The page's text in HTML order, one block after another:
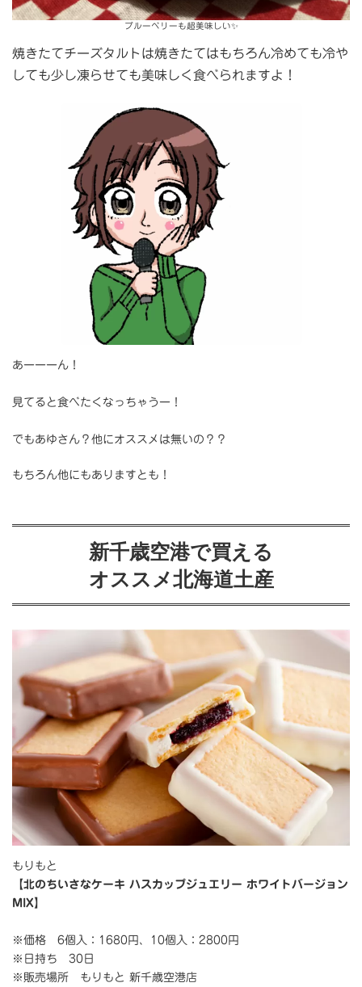
ブルーベリーも超美味しい✨
焼きたてチーズタルトは焼きたてはもちろん冷めても冷や
しても少し凍らせても美味しく食べられますよ！
あーーーん！
見てると食べたくなっちゃうー！
でもあゆさん？他にオススメは無いの？？
もちろん他にもありますとも！
新千歳空港で買える
オススメ北海道土産
もりもと
【北のちいさなケーキ ハスカップジュエリー ホワイトバージョン
MIX】
※価格 6個入：1680円、10個入：2800円
※日持ち 30日
※販売場所 もりもと 新千歳空港店